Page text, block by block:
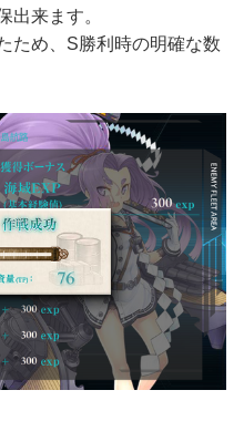
出来ます。
ため、S勝利時の明確な数